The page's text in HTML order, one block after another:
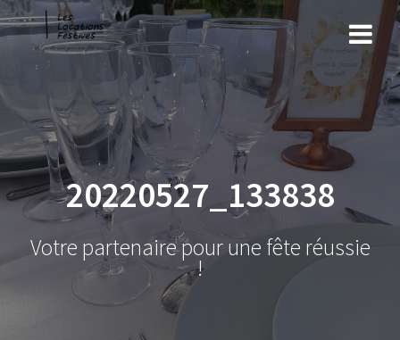
Skip
to
content
20220527_133838
Votre partenaire pour une fête réussie
!